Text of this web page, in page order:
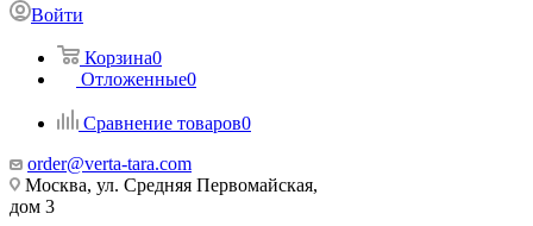
Войти
Корзина0
Отложенные0
Сравнение товаров0
order@verta-tara.com
Москва, ул. Средняя Первомайская,
дом 3